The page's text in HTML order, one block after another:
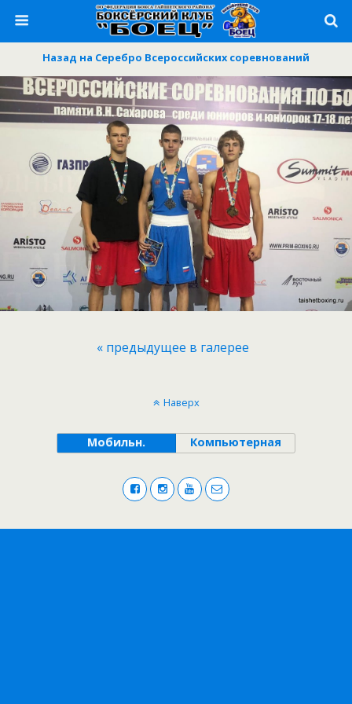
Назад на Серебро Всероссийских соревнований
« предыдущее в галерее
Наверх
Мобильн. Компьютерная